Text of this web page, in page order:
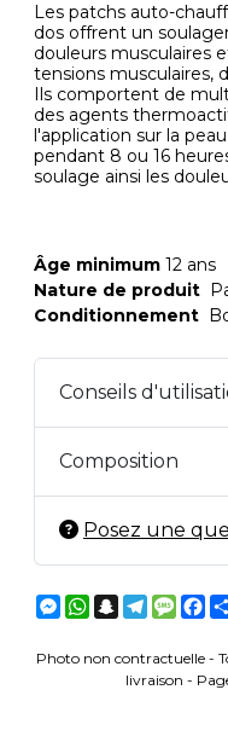
Les patchs auto-
dos offrent un
douleurs musculaires
tensions musculaires,
Ils comportent de
des agents
l'application sur la
pendant 8 ou 16
soulage ainsi les
Âge minimum 12 ans
Nature de produit
Conditionnement
Conseils
Composition
Posez une
Messenger
WhatsApp
Snapchat
Telegram
Photo non contractuelle -
livraison -